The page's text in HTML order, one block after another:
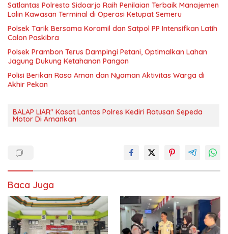
Satlantas Polresta Sidoarjo Raih Penilaian Terbaik Manajemen
Lalin Kawasan Terminal di Operasi Ketupat Semeru
Polsek Tarik Bersama Koramil dan Satpol PP Intensifkan Latih
Calon Paskibra
Polsek Prambon Terus Dampingi Petani, Optimalkan Lahan
Jagung Dukung Ketahanan Pangan
Polisi Berikan Rasa Aman dan Nyaman Aktivitas Warga di
Akhir Pekan
BALAP LIAR" Kasat Lantas Polres Kediri Ratusan Sepeda
Motor Di Amankan
Baca Juga